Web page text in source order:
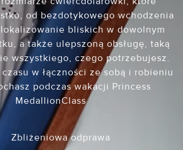
od bezdotykowego wchodzenia
lokalizowanie bliskich w dowolnym
a także ulepszoną obsługę, taką
wszystkiego, czego potrzebujesz.
w łączności ze sobą i robieniu
podczas wakacji Princess
MedallionClass
Zbliżeniowa odprawa